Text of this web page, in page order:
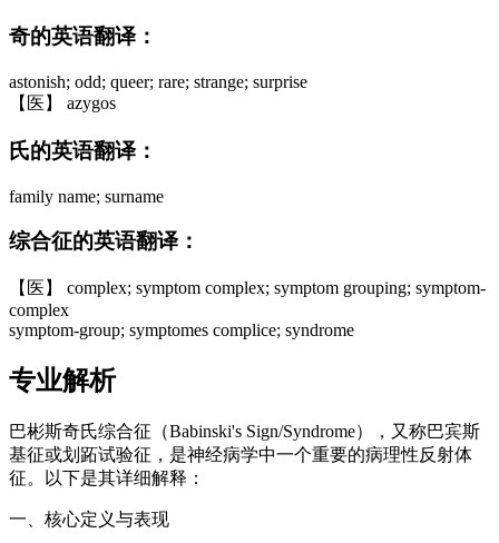
奇的英语翻译：
astonish; odd; queer; rare; strange; surprise
【医】 azygos
氏的英语翻译：
family name; surname
综合征的英语翻译：
【医】 complex; symptom complex; symptom grouping; symptom-
complex
symptom-group; symptomes complice; syndrome
专业解析
巴彬斯奇氏综合征（Babinski's Sign/Syndrome），又称巴宾斯
基征或划跖试验征，是神经病学中一个重要的病理性反射体
征。以下是其详细解释：
一、核心定义与表现